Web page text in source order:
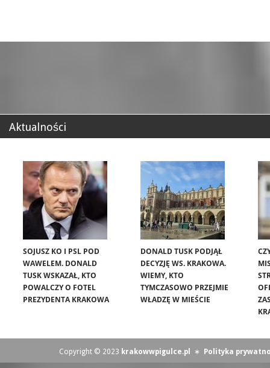
Aktualności
SOJUSZ KO I PSL POD
WAWELEM. DONALD
TUSK WSKAZAŁ, KTO
POWALCZY O FOTEL
PREZYDENTA KRAKOWA
DONALD TUSK PODJĄŁ
DECYZJĘ WS. KRAKOWA.
WIEMY, KTO
TYMCZASOWO PRZEJMIE
WŁADZĘ W MIEŚCIE
Copyright © 2023 krakowwpigulce.pl ∗ Polityka